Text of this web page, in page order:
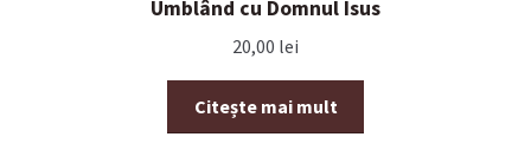
Umblând cu Domnul Isus
20,00 lei
Citește mai mult